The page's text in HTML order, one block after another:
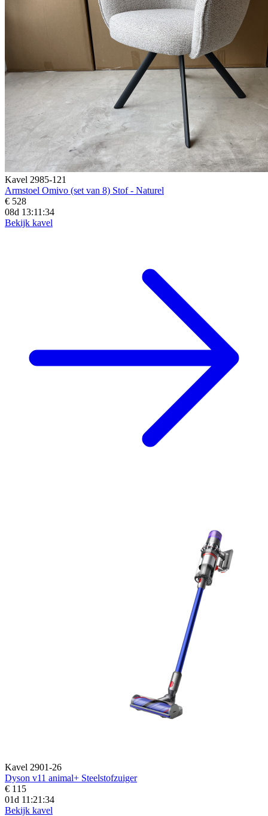
Kavel 2985-121
Armstoel Omivo (set van 8) Stof - Naturel
€ 528
08d 13:11:32
Bekijk kavel
Kavel 2901-26
Dyson v11 animal+ Steelstofzuiger
€ 115
01d 11:21:32
Bekijk kavel